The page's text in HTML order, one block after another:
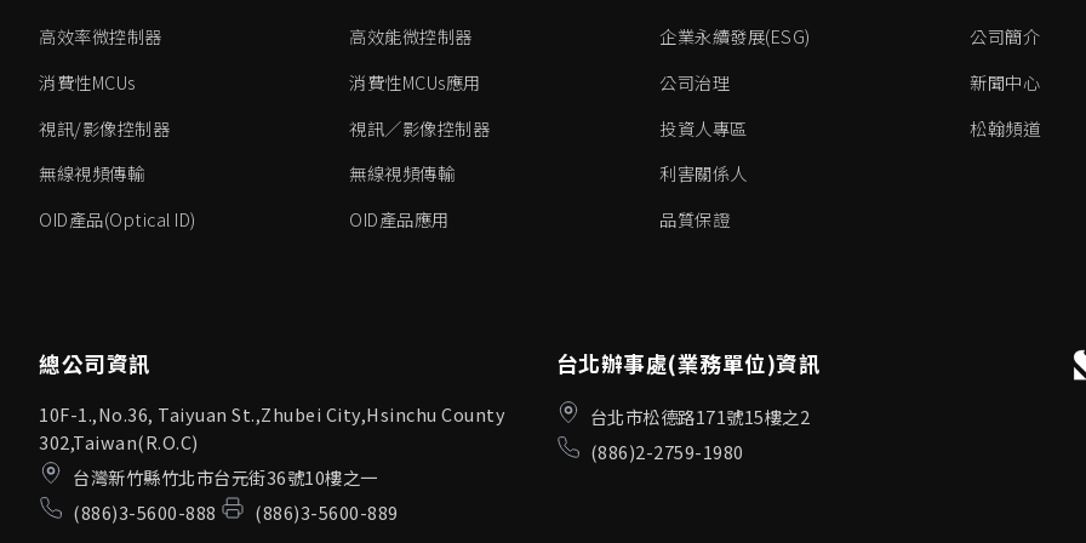
高效率微控制器
消費性MCUs
視訊/影像控制器
無線視頻傳輸
OID產品(Optical ID)
高效能微控制器
消費性MCUs應用
視訊／影像控制器
無線視頻傳輸
OID產品應用
企業永續發展(ESG)
公司治理
投資人專區
利害關係人
品質保證
公司簡介
新聞中心
松翰頻道
總公司資訊
10F-1.,No.36, Taiyuan St.,Zhubei City,Hsinchu County
302,Taiwan(R.O.C)
台灣新竹縣竹北市台元街36號10樓之一
(886)3-5600-888
(886)3-5600-889
台北辦事處(業務單位)資訊
台北市松德路171號15樓之2
(886)2-2759-1980